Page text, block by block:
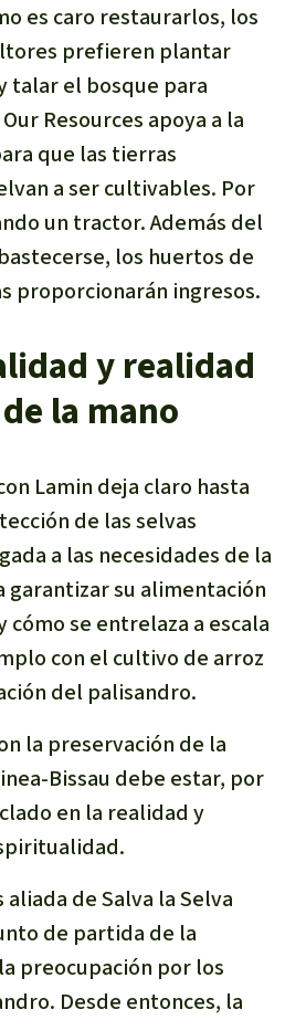
es caro restaurarlos, los
prefieren plantar
talar el bosque para
Our Resources apoya a la
que las tierras
a ser cultivables. Por
un tractor. Además del
los huertos de
proporcionarán ingresos.
y realidad
la mano
Lamin deja claro hasta
de las selvas
a las necesidades de la
garantizar su alimentación
cómo se entrelaza a escala
con el cultivo de arroz
del palisandro.
la preservación de la
Bissau debe estar, por
en la realidad y
aliada de Salva la Selva
de partida de la
preocupación por los
Desde entonces, la